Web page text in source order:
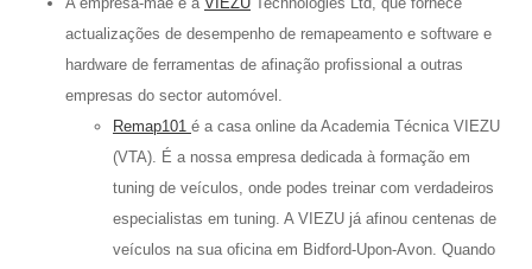
actualizações de desempenho de remapeamento e software e
hardware de ferramentas de afinação profissional a outras
empresas do sector automóvel.
Remap101 é a casa online da Academia Técnica VIEZU
(VTA). É a nossa empresa dedicada à formação em
tuning de veículos, onde podes treinar com verdadeiros
especialistas em tuning. A VIEZU já afinou centenas de
veículos na sua oficina em Bidford-Upon-Avon. Quando